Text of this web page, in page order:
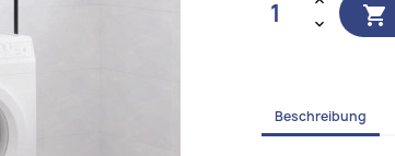

Beschreibung